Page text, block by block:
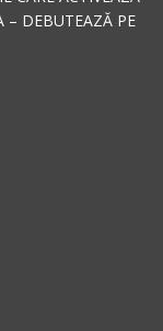
– DEBUTEAZĂ PE